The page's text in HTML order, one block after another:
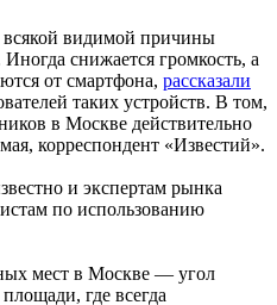
видимой причины
снижается громкость, а
от смартфона, рассказали
таких устройств. В том,
в Москве действительно
корреспондент «Известий».
и экспертам рынка
по использованию
мест в Москве — угол
где всегда